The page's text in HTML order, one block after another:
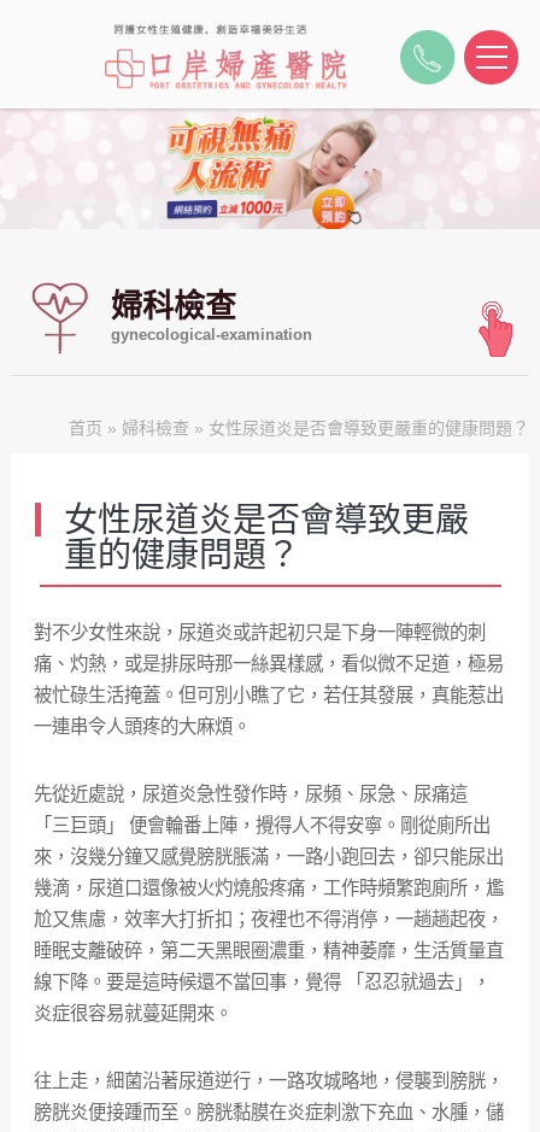
婦科檢查
gynecological-examination
首页 »婦科檢查 » 女性尿道炎是否會導致更嚴重的健康問題？
女性尿道炎是否會導致更嚴
重的健康問題？
對不少女性來說，尿道炎或許起初只是下身一陣輕微的刺
痛、灼熱，或是排尿時那一絲異樣感，看似微不足道，極易
被忙碌生活掩蓋。但可別小瞧了它，若任其發展，真能惹出
一連串令人頭疼的大麻煩。
先從近處說，尿道炎急性發作時，尿頻、尿急、尿痛這
「三巨頭」 便會輪番上陣，攪得人不得安寧。剛從廁所出
來，沒幾分鐘又感覺膀胱脹滿，一路小跑回去，卻只能尿出
幾滴，尿道口還像被火灼燒般疼痛，工作時頻繁跑廁所，尷
尬又焦慮，效率大打折扣；夜裡也不得消停，一趟趟起夜，
睡眠支離破碎，第二天黑眼圈濃重，精神萎靡，生活質量直
線下降。要是這時候還不當回事，覺得 「忍忍就過去」，
炎症很容易就蔓延開來。
往上走，細菌沿著尿道逆行，一路攻城略地，侵襲到膀胱，
膀胱炎便接踵而至。膀胱黏膜在炎症刺激下充血、水腫，儲